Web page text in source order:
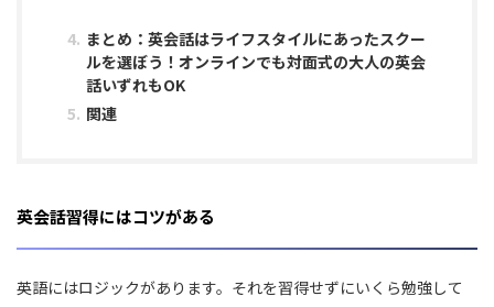
まとめ：英会話はライフスタイルにあったスクー
ルを選ぼう！オンラインでも対面式の大人の英会
話いずれもOK
関連
英会話習得にはコツがある
英語にはロジックがあります。それを習得せずにいくら勉強して